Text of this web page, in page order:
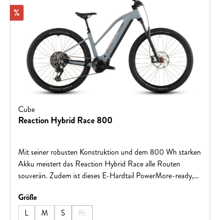
Rabatt
%
Cube
Reaction Hybrid Race 800
Mit seiner robusten Konstruktion und dem 800 Wh starken
Akku meistert das Reaction Hybrid Race alle Routen
souverän. Zudem ist dieses E-Hardtail PowerMore-ready,
mehr Reichweite mitfahren. Sein Bosch CX Motor mit
Smart System ist für tatkräftige Unterstützung im Vorwärts
Größeauswählen
L
M S XL